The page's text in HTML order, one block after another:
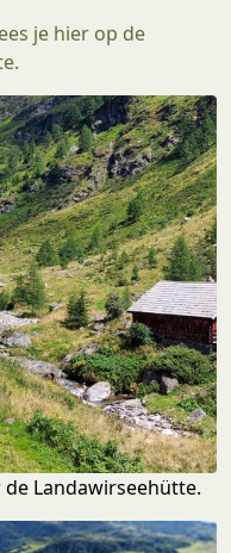
je hier op de
Landawirseehütte.